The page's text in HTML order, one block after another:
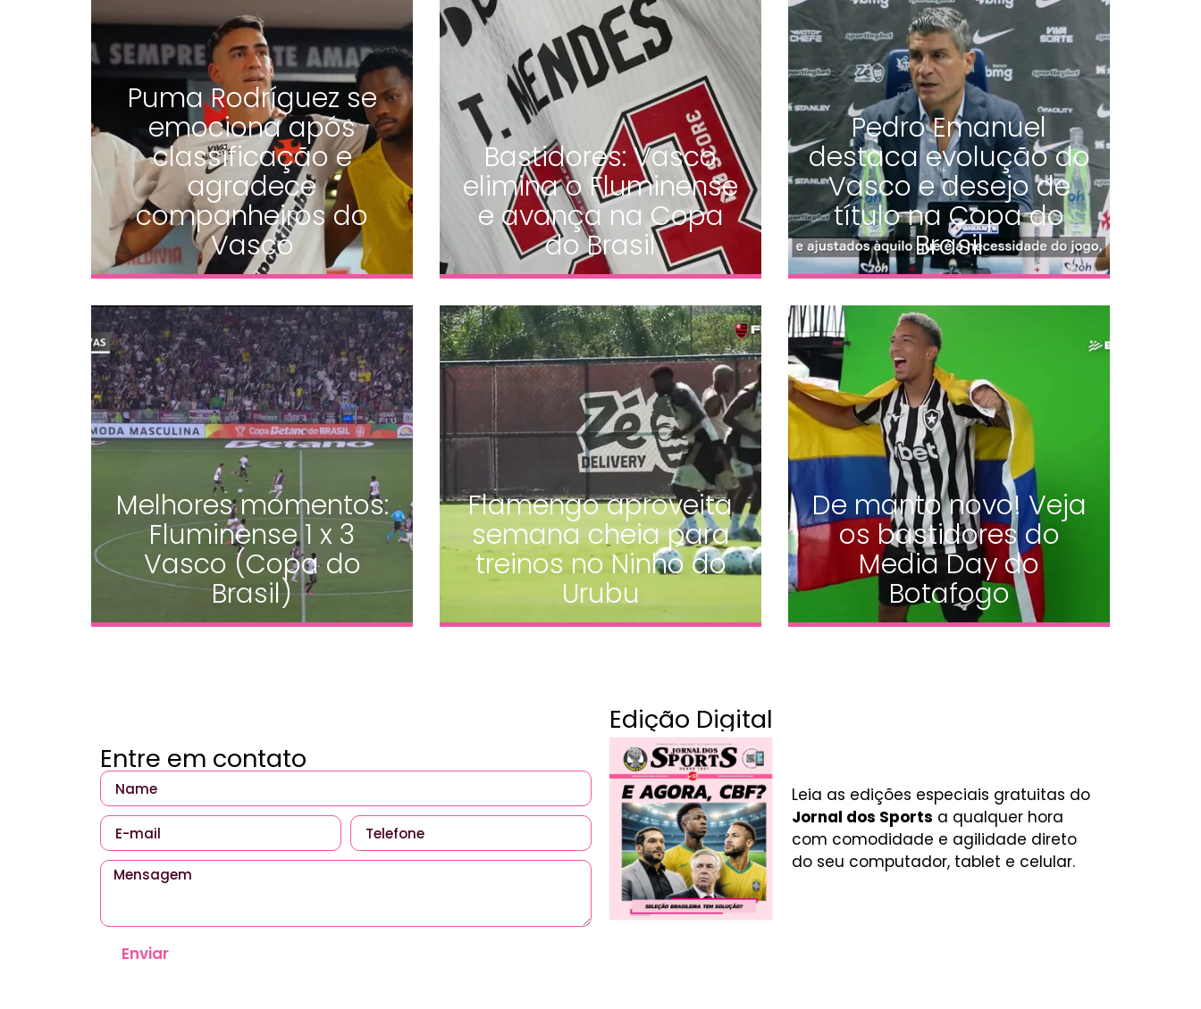
Puma Rodríguez se
emociona após
classificação e
agradece
companheiros do
Vasco
Bastidores: Vasco
elimina o Fluminense
e avança na Copa
do Brasil
Pedro Emanuel
destaca evolução do
Vasco e desejo de
título na Copa do
Brasil
Melhores momentos:
Fluminense 1 x 3
Vasco (Copa do
Brasil)
Flamengo aproveita
semana cheia para
treinos no Ninho do
Urubu
De manto novo! Veja
os bastidores do
Media Day do
Botafogo
Entre em contato
Enviar
Edição Digital
Leia as edições especiais gratuitas do
Jornal dos Sports a qualquer hora
com comodidade e agilidade direto
do seu computador, tablet e celular.